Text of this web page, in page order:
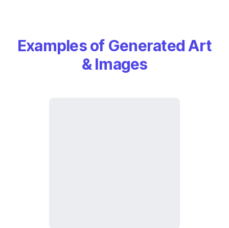
Examples of Generated Art
& Images